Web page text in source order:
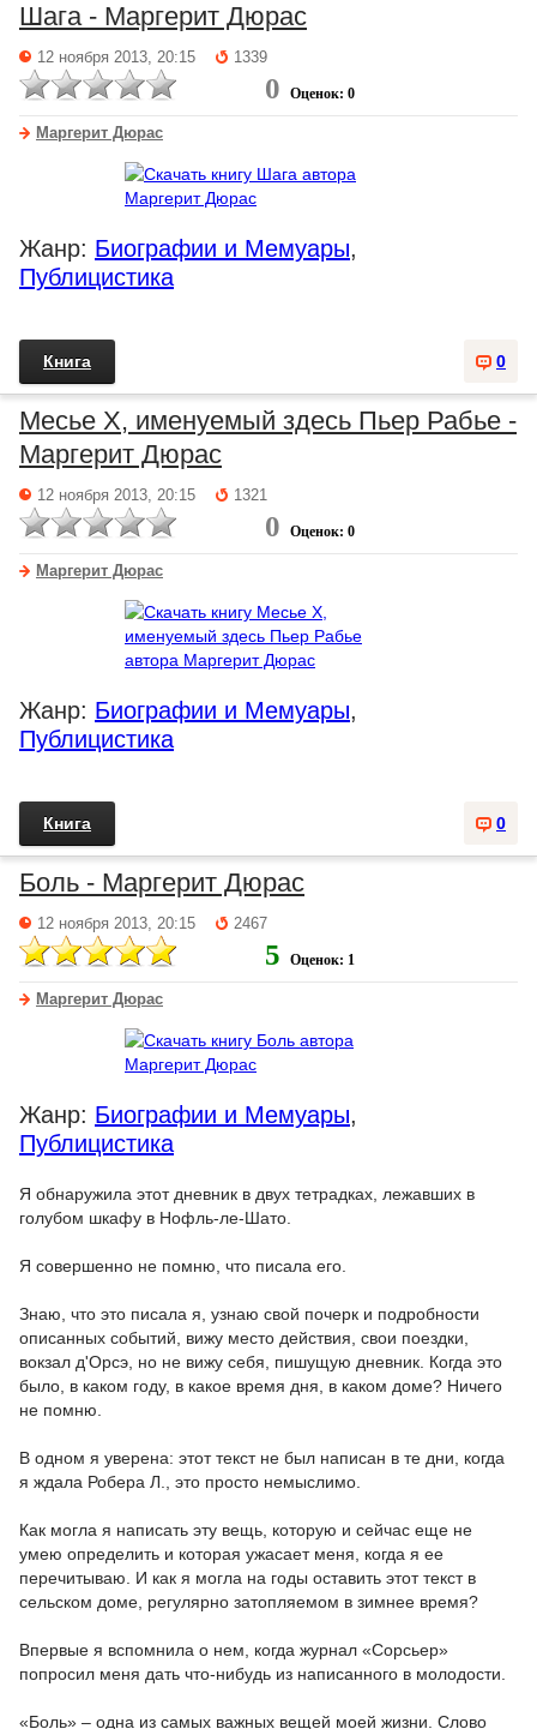
Шага - Маргерит Дюрас
12 ноября 2013, 20:15 1339
0 Оценок: 0
Маргерит Дюрас
Жанр: Биографии и Мемуары,
Публицистика
0
Книга
Месье X, именуемый здесь Пьер Рабье -
Маргерит Дюрас
12 ноября 2013, 20:15 1321
0 Оценок: 0
Маргерит Дюрас
Жанр: Биографии и Мемуары,
Публицистика
0
Книга
Боль - Маргерит Дюрас
12 ноября 2013, 20:15 2467
5 Оценок: 1
Маргерит Дюрас
Жанр: Биографии и Мемуары,
Публицистика
Я обнаружила этот дневник в двух тетрадках, лежавших в
голубом шкафу в Нофль-ле-Шато.
Я совершенно не помню, что писала его.
Знаю, что это писала я, узнаю свой почерк и подробности
описанных событий, вижу место действия, свои поездки,
вокзал д'Орсэ, но не вижу себя, пишущую дневник. Когда это
было, в каком году, в какое время дня, в каком доме? Ничего
не помню.
В одном я уверена: этот текст не был написан в те дни, когда
я ждала Робера Л., это просто немыслимо.
Как могла я написать эту вещь, которую и сейчас еще не
умею определить и которая ужасает меня, когда я ее
перечитываю. И как я могла на годы оставить этот текст в
сельском доме, регулярно затопляемом в зимнее время?
Впервые я вспомнила о нем, когда журнал «Сорсьер»
попросил меня дать что-нибудь из написанного в молодости.
«Боль» – одна из самых важных вещей моей жизни. Слово